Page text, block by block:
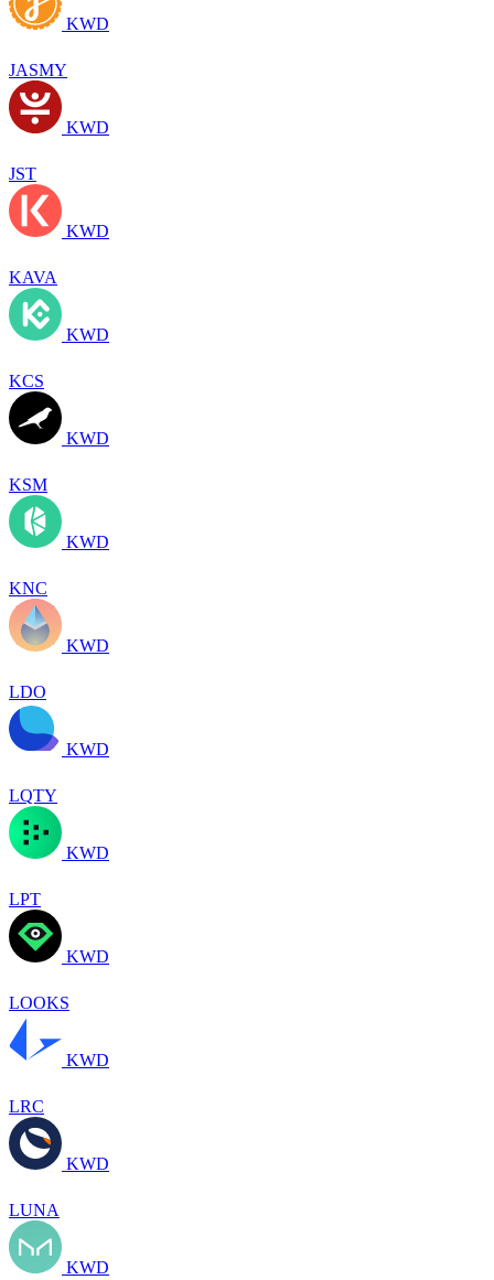
KWD
JASMY
KWD
JST
KWD
KAVA
KWD
KCS
KWD
KSM
KWD
KNC
KWD
LDO
KWD
LQTY
KWD
LPT
KWD
LOOKS
KWD
LRC
KWD
LUNA
KWD